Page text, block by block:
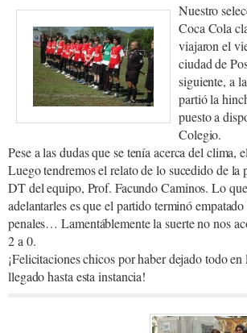
Nuestro
Coca Cola
viajaron el
ciudad de
siguiente, a
partió la
puesto a
Colegio.
Pese a las dudas que se tenía acerca del clima,
Luego tendremos el relato de lo sucedido de la
DT del equipo, Prof. Facundo Caminos. Lo
adelantarles es que el partido terminó
penales… Lamentáblemente la suerte no nos
2 a 0.
¡Felicitaciones chicos por haber dejado todo
llegado hasta esta instancia!